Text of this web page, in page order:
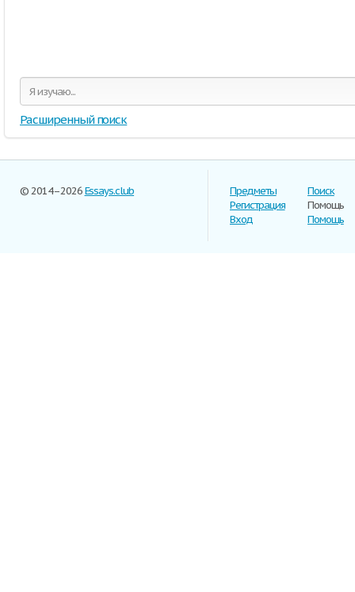
Расширенный поиск
© 2014–2026Essays.club
Предметы
Регистрация
Вход
Поиск
Помощь
Помощь